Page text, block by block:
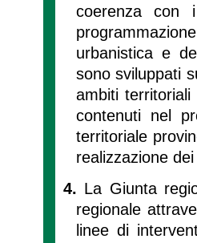
coerenza con
urbanistica e
sono sviluppati
ambiti
contenuti nel
territoriale
realizzazione
4. La Giunta
regionale
linee di